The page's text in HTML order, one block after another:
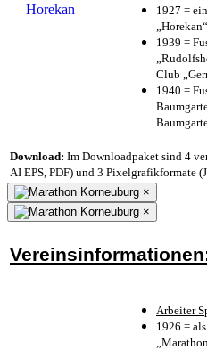
1927 =
1939 =
Club
1940 =
Download: Im Downloadpaket sind 4
AI EPS, PDF) und 3 Pixelgrafikformate
×
×
Arbeiter
1926 =